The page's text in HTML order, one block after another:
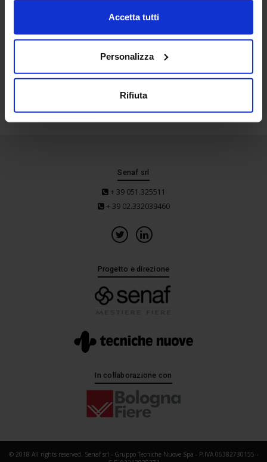
Accetta tutti
Personalizza
Rifiuta
Senaf srl
+ 39 051.325511
+ 39 02.332039460
Progetto e direzione
In collaborazione con
© 2018 All rights reserved. Senaf srl - Gruppo Tecniche Nuove Spa - P.IVA 06382730155 -